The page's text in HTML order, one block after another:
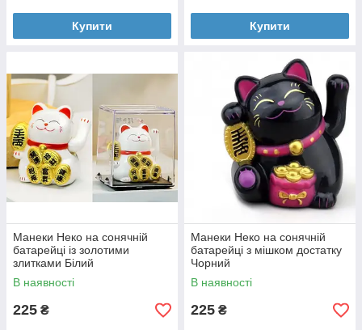
Купити Купити
Манеки Неко на сонячній
батарейці із золотими
злитками Білий
В наявності
225 ₴
Манеки Неко на сонячній
батарейці з мішком достатку
Чорний
В наявності
225 ₴